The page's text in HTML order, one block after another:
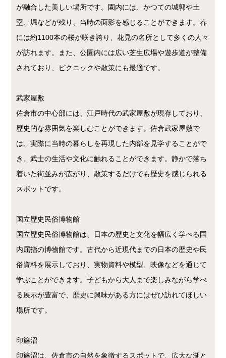
が融合した美しい場所です。園内には、かつての城郭や土
塁、堀などが残り、当時の面影を感じることができます。春
には約1100本の桜が咲き誇り、花見の名所として多くの人々
が訪れます。また、公園内には広い芝生広場や遊歩道が整備
されており、ピクニックや散策にも最適です。
武家屋敷
佐倉市の中心部には、江戸時代の武家屋敷が現存しており、
歴史的な雰囲気を楽しむことができます。佐倉武家屋敷で
は、実際に当時の暮らしを再現した内部を見学することがで
き、武士の生活や文化に触れることができます。静かで落ち
着いた街並みが広がり、散策するだけでも歴史を感じられる
スポットです。
国立歴史民俗博物館
国立歴史民俗博物館は、日本の歴史と文化を幅広く学べる国
内屈指の博物館です。古代から近現代までの日本の歴史や民
俗資料を展示しており、実物資料や模型、映像などを通じて
学ぶことができます。子どもから大人まで楽しみながら学べ
る展示が豊富で、歴史に興味がある方にはぜひ訪れてほしい
場所です。
印旛沼
印旛沼は、佐倉市の自然を象徴するスポットで、広大な湖と